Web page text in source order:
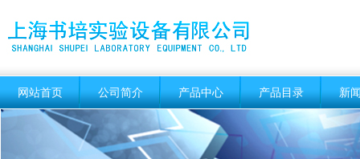
网站首页 公司简介 产品中心 产品目录 新